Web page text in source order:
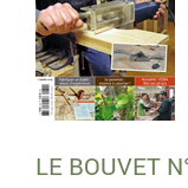
LE BOUVET